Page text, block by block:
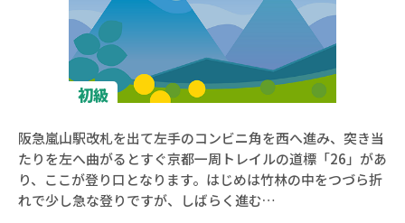
初級
阪急嵐山駅改札を出て左手のコンビニ角を西へ進み、突き当
たりを左へ曲がるとすぐ京都一周トレイルの道標「26」があ
り、ここが登り口となります。はじめは竹林の中をつづら折
れで少し急な登りですが、しばらく進む…